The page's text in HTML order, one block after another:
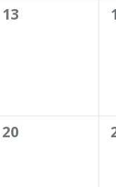
0
13
0
20